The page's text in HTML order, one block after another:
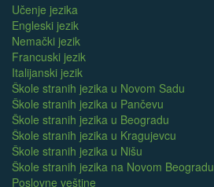
Učenje jezika
Engleski jezik
Nemački jezik
Francuski jezik
Italijanski jezik
Škole stranih jezika u Novom Sadu
Škole stranih jezika u Pančevu
Škole stranih jezika u Beogradu
Škole stranih jezika u Kragujevcu
Škole stranih jezika u Nišu
Škole stranih jezika na Novom Beogradu
Poslovne veštine